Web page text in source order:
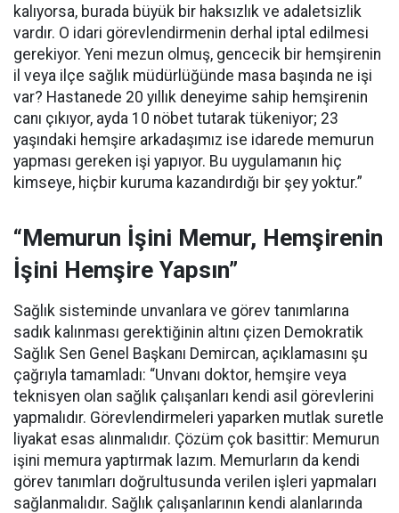
kalıyorsa, burada büyük bir haksızlık ve adaletsizlik
vardır. O idari görevlendirmenin derhal iptal edilmesi
gerekiyor. Yeni mezun olmuş, gencecik bir hemşirenin
il veya ilçe sağlık müdürlüğünde masa başında ne işi
var? Hastanede 20 yıllık deneyime sahip hemşirenin
canı çıkıyor, ayda 10 nöbet tutarak tükeniyor; 23
yaşındaki hemşire arkadaşımız ise idarede memurun
yapması gereken işi yapıyor. Bu uygulamanın hiç
kimseye, hiçbir kuruma kazandırdığı bir şey yoktur.”
“Memurun İşini Memur, Hemşirenin
İşini Hemşire Yapsın”
Sağlık sisteminde unvanlara ve görev tanımlarına
sadık kalınması gerektiğinin altını çizen Demokratik
Sağlık Sen Genel Başkanı Demircan, açıklamasını şu
çağrıyla tamamladı: “Unvanı doktor, hemşire veya
teknisyen olan sağlık çalışanları kendi asil görevlerini
yapmalıdır. Görevlendirmeleri yaparken mutlak suretle
liyakat esas alınmalıdır. Çözüm çok basittir: Memurun
işini memura yaptırmak lazım. Memurların da kendi
görev tanımları doğrultusunda verilen işleri yapmaları
sağlanmalıdır. Sağlık çalışanlarının kendi alanlarında